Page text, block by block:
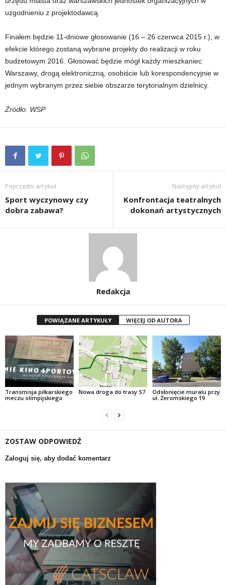
uzgodnieniu z projektodawcą.
Finałem będzie 11-dniowe głosowanie (16 – 26 czerwca 2015 r.), w
efekcie którego zostaną wybrane projekty do realizacji w roku
budżetowym 2016. Głosować będzie mógł każdy mieszkaniec
Warszawy, drogą elektroniczną, osobiście lub korespondencyjnie w
jednym wybranym przez siebie obszarze terytorialnym dzielnicy.
Źródło: WSP
Poprzedni artykuł
Sport wyczynowy czy
dobra zabawa?
Następny artykuł
Konfrontacja teatralnych
dokonań artystycznych
Redakcja
POWIĄZANE ARTYKUŁY WIĘCEJ OD AUTORA
Transmisja piłkarskiego
meczu olimpijskiego
Nowa droga do trasy S7
Odsłonięcie muralu przy
ul. Żeromskiego 19
ZOSTAW ODPOWIEDŹ
Zaloguj się, aby dodać komentarz